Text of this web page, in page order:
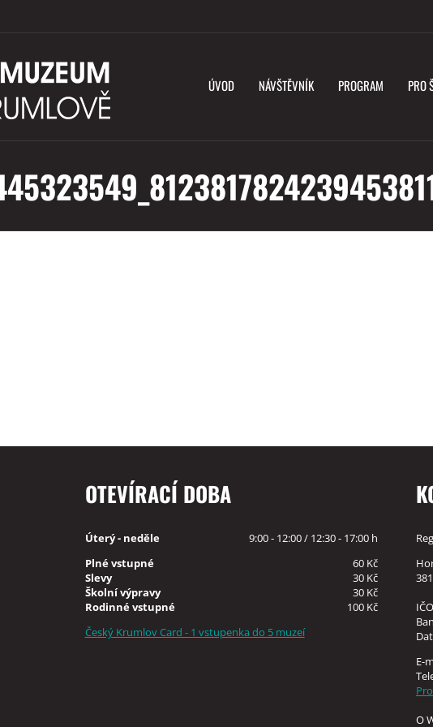
ÚVOD NÁVŠTĚVNÍK PROGRAM PRO
OTEVÍRACÍ DOBA
Úterý - neděle
9:00 - 12:00 / 12:30 - 17:00 h
Plné vstupné
60 Kč
Slevy
30 Kč
Školní výpravy
30 Kč
Rodinné vstupné
100 Kč
Český Krumlov Card - 1 vstupenka do 5 muzeí
E-
O